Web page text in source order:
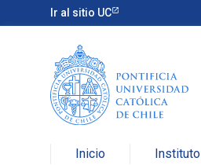
Ir al sitio UC
Inicio Instituto